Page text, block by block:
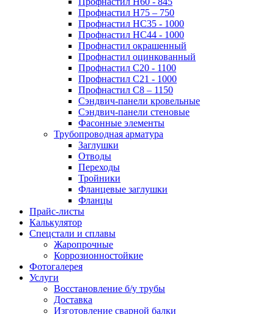
Профнастил Н75 – 750
Профнастил НС35 - 1000
Профнастил НС44 - 1000
Профнастил окрашенный
Профнастил оцинкованный
Профнастил С20 - 1100
Профнастил С21 - 1000
Профнастил С8 – 1150
Сэндвич-панели кровельные
Сэндвич-панели стеновые
Фасонные элементы
Трубопроводная арматура
Заглушки
Отводы
Переходы
Тройники
Фланцевые заглушки
Фланцы
Прайс-листы
Калькулятор
Спецстали и сплавы
Жаропрочные
Коррозионностойкие
Фотогалерея
Услуги
Восстановление б/у трубы
Доставка
Изготовление сварной балки